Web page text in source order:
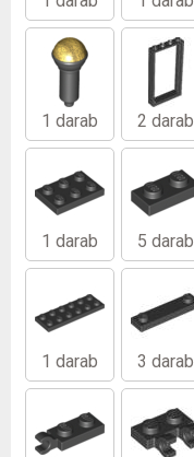
1 darab 2 darab
1 darab 5 darab
1 darab 3 darab